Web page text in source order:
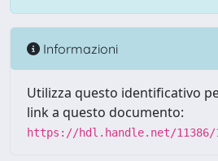
Informazioni
Utilizza questo identificativo
link a questo documento:
https://hdl.handle.net/11386/